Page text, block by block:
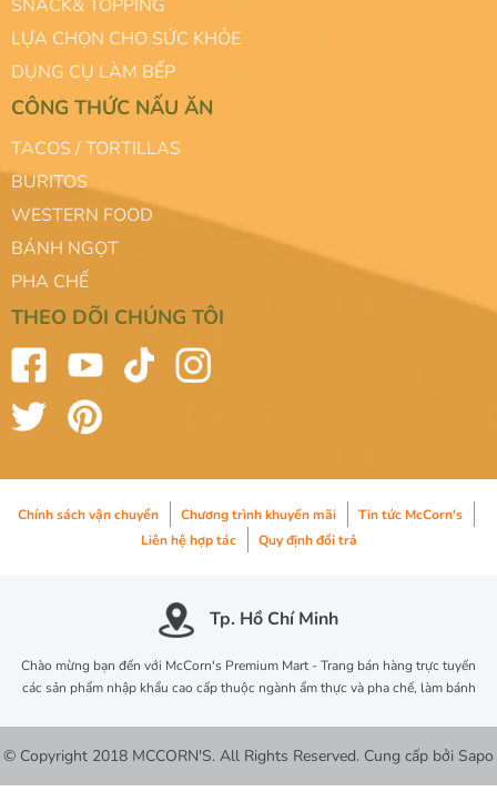
SNACK& TOPPING
LỰA CHỌN CHO SỨC KHỎE
DỤNG CỤ LÀM BẾP
CÔNG THỨC NẤU ĂN
TACOS / TORTILLAS
BURITOS
WESTERN FOOD
BÁNH NGỌT
PHA CHẾ
THEO DÕI CHÚNG TÔI
Chính sách vận chuyển Chương trình khuyến mãi
Tin tức McCorn's
Liên hệ hợp tác
Quy định đổi trả
Tp. Hồ Chí Minh
Chào mừng bạn đến với McCorn's Premium Mart - Trang bán hàng trực tuyến
các sản phẩm nhập khẩu cao cấp thuộc ngành ẩm thực và pha chế, làm bánh
© Copyright 2018 MCCORN'S. All Rights Reserved. Cung cấp bởi Sapo